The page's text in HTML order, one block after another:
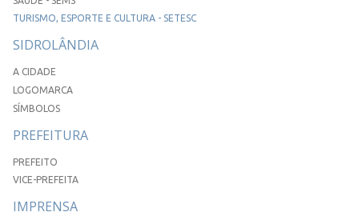
TURISMO, ESPORTE E CULTURA - SETESC
SIDROLÂNDIA
A CIDADE
LOGOMARCA
SÍMBOLOS
PREFEITURA
PREFEITO
VICE-PREFEITA
IMPRENSA